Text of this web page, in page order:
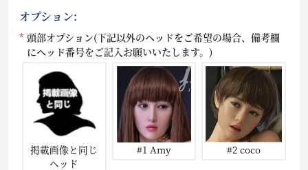
オプション:
頭部オプション(下記以外のヘッドをご希望の場合、備考欄
にヘッド番号をご記入お願いいたします。)
掲載画像と同じ
ヘッド
#1 Amy #2 coco